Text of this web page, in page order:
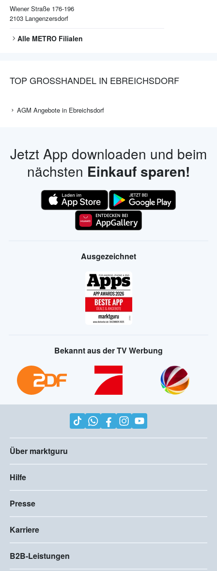
Wiener Straße 176-196
2103 Langenzersdorf
Alle METRO Filialen
TOP GROSSHANDEL IN EBREICHSDORF
AGM Angebote in Ebreichsdorf
Jetzt App downloaden und beim
nächsten Einkauf sparen!
Ausgezeichnet
Bekannt aus der TV Werbung
Über marktguru
Hilfe
Presse
Karriere
B2B-Leistungen